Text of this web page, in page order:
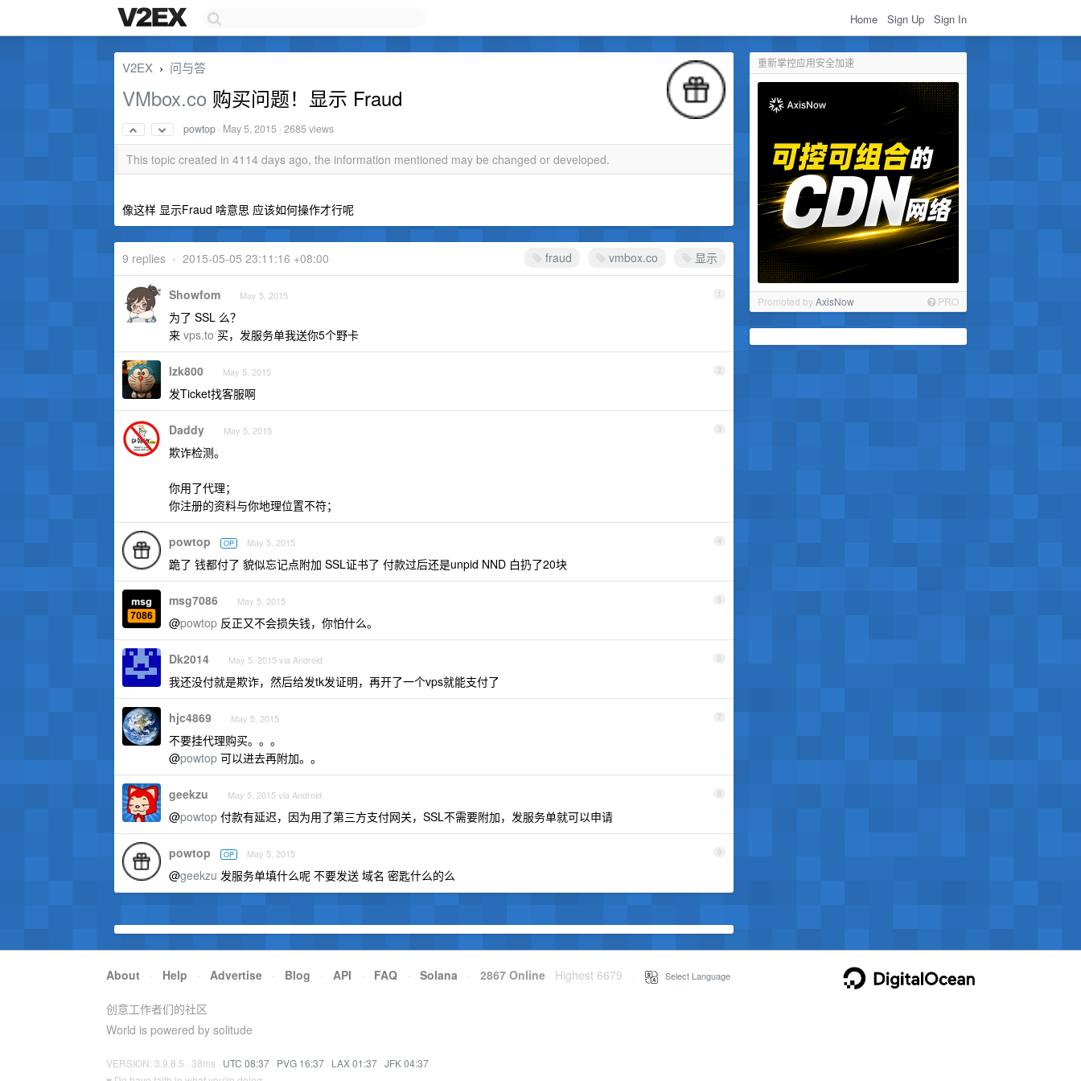
Home Sign Up Sign In
重新掌控应用安全加速
Promoted byAxisNow PRO
V2EX › 问与答
VMbox.co 购买问题！显示 Fraud
powtop · May 5, 2015 · 2685 views
This topic created in 4114 days ago, the information mentioned may be changed or developed.
像这样 显示Fraud 啥意思 应该如何操作才行呢
fraud vmbox.co 显示
9 replies • 2015-05-05 23:11:16 +08:00
1
Showfom May 5, 2015
为了 SSL 么？
来 vps.to 买，发服务单我送你5个野卡
2
lzk800 May 5, 2015
发Ticket找客服啊
3
Daddy May 5, 2015
欺诈检测。
你用了代理；
你注册的资料与你地理位置不符；
4
powtop OP May 5, 2015
跪了 钱都付了 貌似忘记点附加 SSL证书了 付款过后还是unpid NND 白扔了20块
5
msg7086 May 5, 2015
@powtop 反正又不会损失钱，你怕什么。
6
Dk2014 May 5, 2015 via Android
我还没付就是欺诈，然后给发tk发证明，再开了一个vps就能支付了
7
hjc4869 May 5, 2015
不要挂代理购买。。。
@powtop 可以进去再附加。。
8
geekzu May 5, 2015 via Android
@powtop 付款有延迟，因为用了第三方支付网关，SSL不需要附加，发服务单就可以申请
9
powtop OP May 5, 2015
@geekzu 发服务单填什么呢 不要发送 域名 密匙什么的么
About · Help · Advertise · Blog · API · FAQ · Solana · 2867 Online Highest 6679 Select Language
创意工作者们的社区
World is powered by solitude
VERSION: 3.9.8.5 · 38ms · UTC 08:37 · PVG 16:37 · LAX 01:37 · JFK 04:37